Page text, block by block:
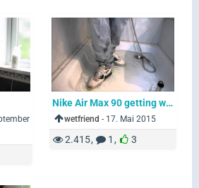
Nike Air Max 90 getting wet in the shower
wetfriend - 17. Mai 2015
2.415 1 3